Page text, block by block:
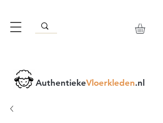
AuthentiekeVloerkleden.nl